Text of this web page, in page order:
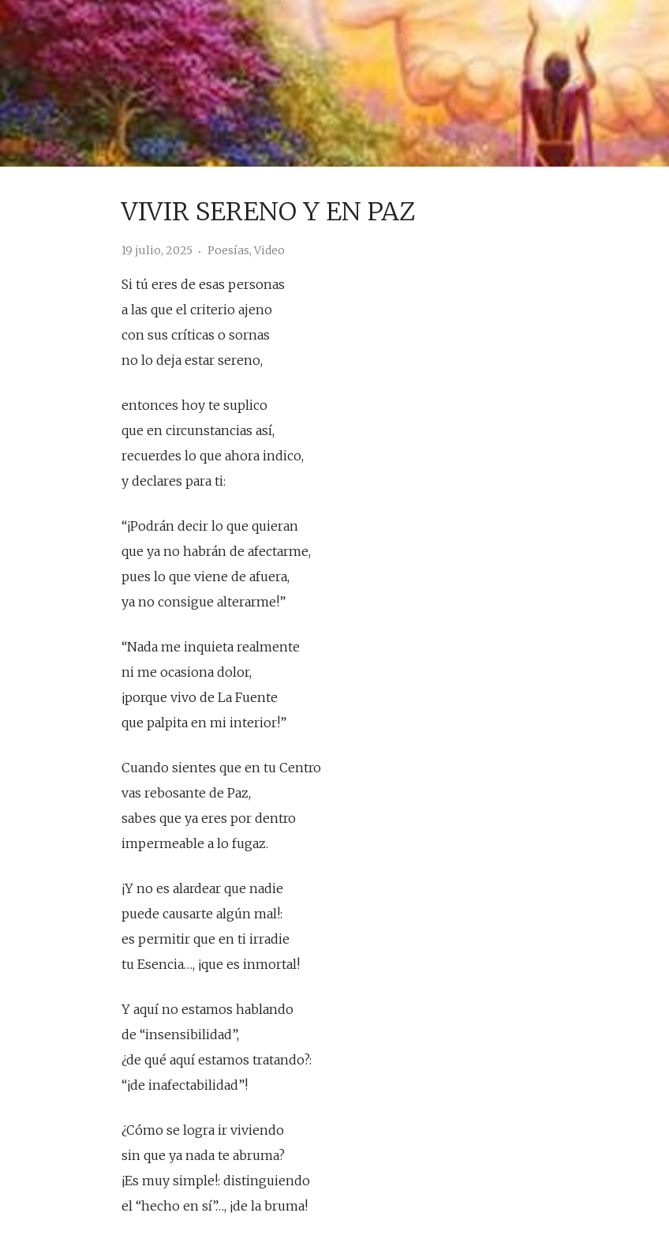
VIVIR SERENO Y EN PAZ
19 julio, 2025 Poesías, Video
Si tú eres de esas personas
a las que el criterio ajeno
con sus críticas o sornas
no lo deja estar sereno,
entonces hoy te suplico
que en circunstancias así,
recuerdes lo que ahora indico,
y declares para ti:
“¡Podrán decir lo que quieran
que ya no habrán de afectarme,
pues lo que viene de afuera,
ya no consigue alterarme!”
“Nada me inquieta realmente
ni me ocasiona dolor,
¡porque vivo de La Fuente
que palpita en mi interior!”
Cuando sientes que en tu Centro
vas rebosante de Paz,
sabes que ya eres por dentro
impermeable a lo fugaz.
¡Y no es alardear que nadie
puede causarte algún mal!:
es permitir que en ti irradie
tu Esencia…, ¡que es inmortal!
Y aquí no estamos hablando
de “insensibilidad”,
¿de qué aquí estamos tratando?:
“¡de inafectabilidad”!
¿Cómo se logra ir viviendo
sin que ya nada te abruma?
¡Es muy simple!: distinguiendo
el “hecho en sí”…, ¡de la bruma!